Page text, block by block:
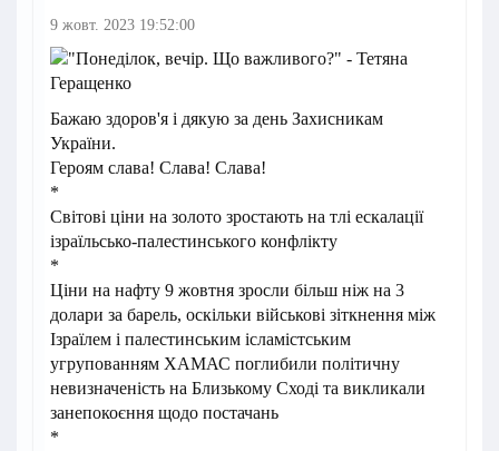
9 жовт. 2023 19:52:00
Бажаю здоров'я і дякую за день Захисникам
України.
Героям слава! Слава! Слава!
*
Світові ціни на золото зростають на тлі ескалації
ізраїльсько-палестинського конфлікту
*
Ціни на нафту 9 жовтня зросли більш ніж на 3
долари за барель, оскільки військові зіткнення між
Ізраїлем і палестинським ісламістським
угрупованням ХАМАС поглибили політичну
невизначеність на Близькому Сході та викликали
занепокоєння щодо постачань
*